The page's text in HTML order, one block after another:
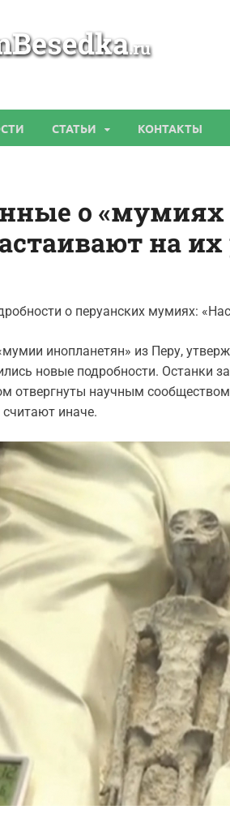
СТАТЬИ КОНТАКТЫ
о «мумиях
на их
о перуанских мумиях:
инопланетян» из Перу,
новые подробности. Останки
отвергнуты научным
иначе.